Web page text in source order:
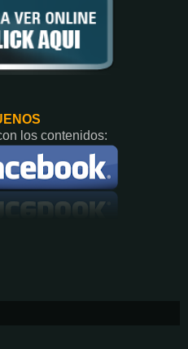
los contenidos: